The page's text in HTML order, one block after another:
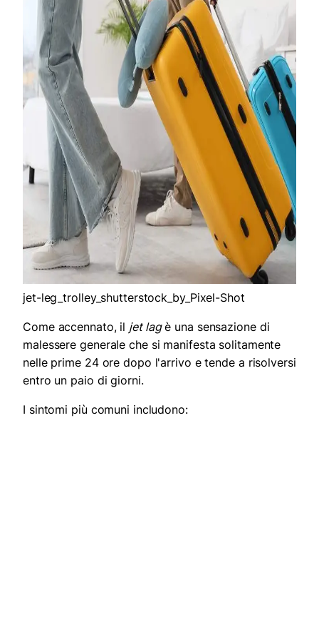
jet-leg_trolley_shutterstock_by_Pixel-Shot
Come accennato, il jet lagè una sensazione di
malessere generale che si manifesta solitamente
nelle prime 24 ore dopo l'arrivo e tende a risolversi
entro un paio di giorni.
I sintomi più comuni includono: